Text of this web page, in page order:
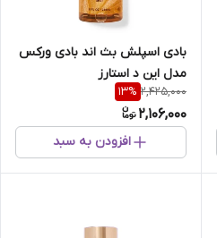
بادی اسپلش بث اند بادی ورکس
مدل این د استارز
2,425,000
13%
2,106,000
افزودن به سبد